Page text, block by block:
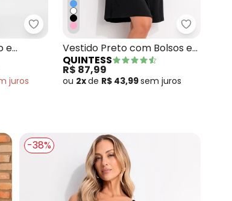
Camadas
Quintess - Vestido Floral Preto e Branco
e
juros
Quintess
Vestido Preto com Bolsos e
Mangas Curtas
QUINTESS
R$ 87,99
ou 2xde R$ 43,99semjuros
-38%